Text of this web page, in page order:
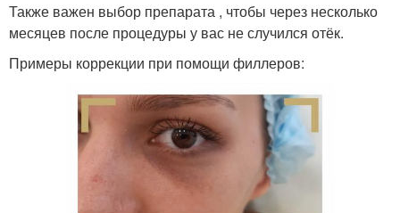
Также важен выбор препарата , чтобы через несколько
месяцев после процедуры у вас не случился отёк.
Примеры коррекции при помощи филлеров: